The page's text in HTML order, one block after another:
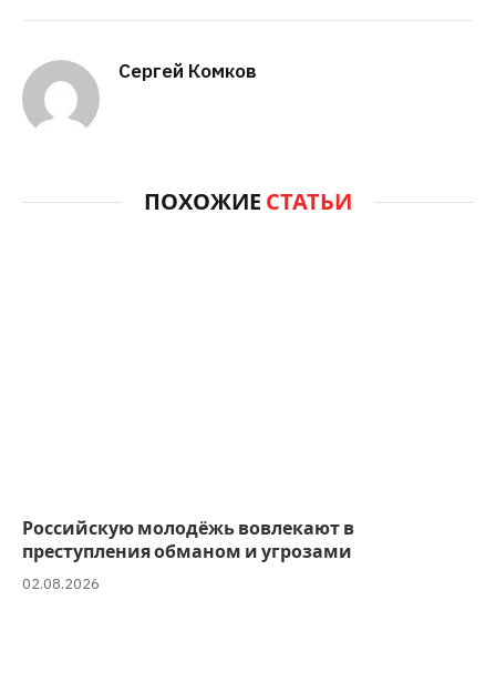
Сергей Комков
ПОХОЖИЕ СТАТЬИ
Российскую молодёжь вовлекают в
преступления обманом и угрозами
02.08.2026